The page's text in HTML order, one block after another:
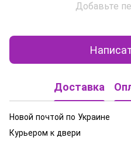
Добавьте
Доставка
Новой почтой по Украине
Курьером к двери